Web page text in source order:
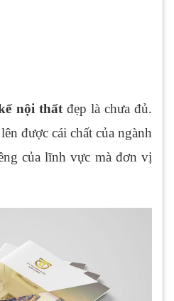
nội thất đẹp là chưa đủ.
được cái chất của ngành
của lĩnh vực mà đơn vị